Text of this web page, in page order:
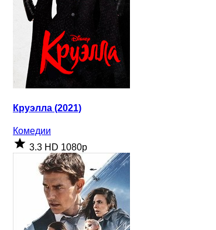
Круэлла (2021)
Комедии
3.3 HD 1080p